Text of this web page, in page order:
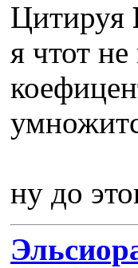
Цитируя
я чтот
ну до